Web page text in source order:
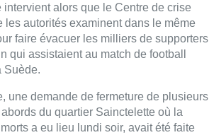
alors que le Centre de crise
les autorités examinent dans le même
faire évacuer les milliers de supporters
qui assistaient au match de football
Suède.
une demande de fermeture de plusieurs
du quartier Sainctelette où la
a eu lieu lundi soir, avait été faite